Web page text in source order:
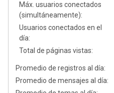
Máx. usuarios conectados
(simultáneamente):
Usuarios conectados en el
día:
Total de páginas vistas:
Promedio de registros al día:
Promedio de mensajes al día: